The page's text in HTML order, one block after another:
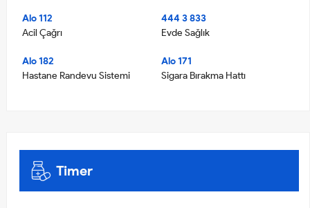
Alo 112
Acil Çağrı
444 3 833
Evde Sağlık
Alo 182
Hastane Randevu Sistemi
Alo 171
Sigara Bırakma Hattı
Timer